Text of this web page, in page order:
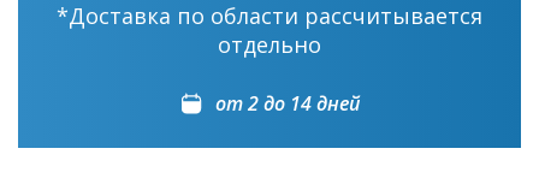
*Доставка по области рассчитывается
отдельно
от 2 до 14 дней